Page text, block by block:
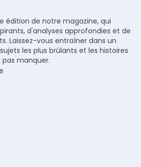
édition de notre magazine, qui
d'analyses approfondies et de
Laissez-vous entraîner dans un
les plus brûlants et les histoires
manquer.